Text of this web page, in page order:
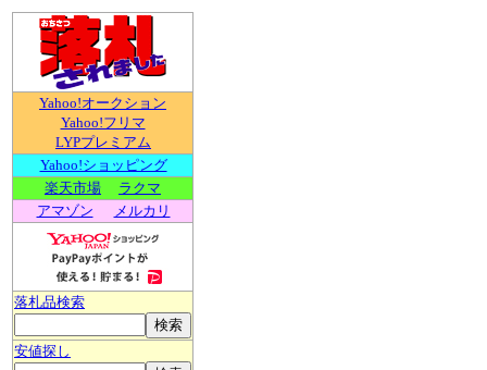
Yahoo!オークション
Yahoo!フリマ
LYPプレミアム
Yahoo!ショッピング
楽天市場
ラクマ
アマゾン
メルカリ
落札品検索
安値探し